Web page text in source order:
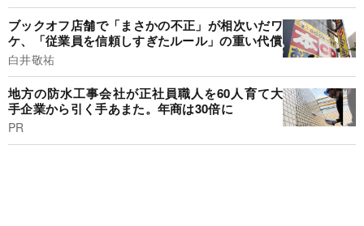
ブックオフ店舗で「まさかの不正」が相次いだワ
ケ、「従業員を信頼しすぎたルール」の重い代償
白井敬祐
地方の防水工事会社が正社員職人を60人育て大
手企業から引く手あまた。年商は30倍に
PR